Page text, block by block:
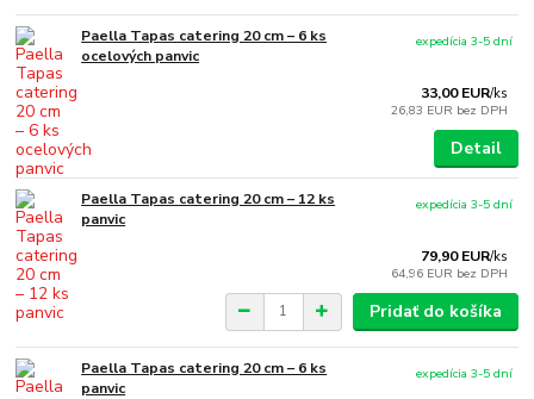
Paella Tapas catering 20 cm – 6 ks
ocelových panvic
33,00 EUR/ks
26,83 EUR bez DPH
expedícia 3-5 dní
Detail
Paella Tapas catering 20 cm – 12 ks
panvic
79,90 EUR/ks
64,96 EUR bez DPH
expedícia 3-5 dní
Pridať do košíka
Paella Tapas catering 20 cm – 6 ks
panvic
expedícia 3-5 dní